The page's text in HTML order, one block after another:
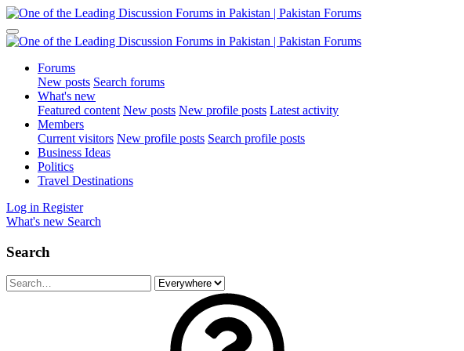
Forums
New posts Search forums
What's new
Featured content New posts New profile posts Latest activity
Members
Current visitors New profile posts Search profile posts
Business Ideas
Politics
Travel Destinations
Log in Register
What's new Search
Search